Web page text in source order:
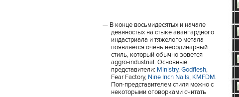
В конце восьмидесятых и начале
девяностых на стыке авангардного
индастриала и тяжелого метала
появляется очень неординарный
стиль, который обычно зовется
aggro-industrial. Основные
представители: Ministry,Godflesh,
Fear Factory, Nine Inch Nails, KMFDM.
Поп-представителем стиля можно с
некоторыми оговорками считать